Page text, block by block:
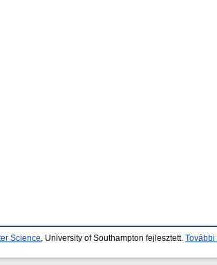
Science , University of Southampton fejlesztett. További